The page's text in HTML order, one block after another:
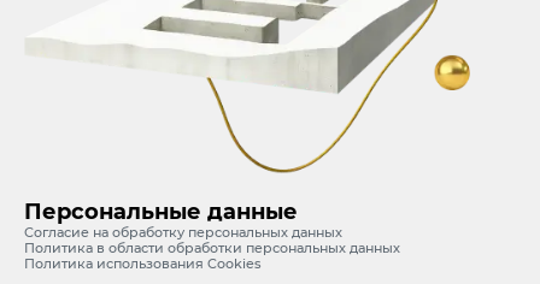
Персональные данные
Согласие на обработку персональных данных
Политика в области обработки персональных данных
Политика использования Cookies